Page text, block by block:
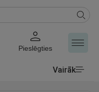
Pieslēgties
Vairāk